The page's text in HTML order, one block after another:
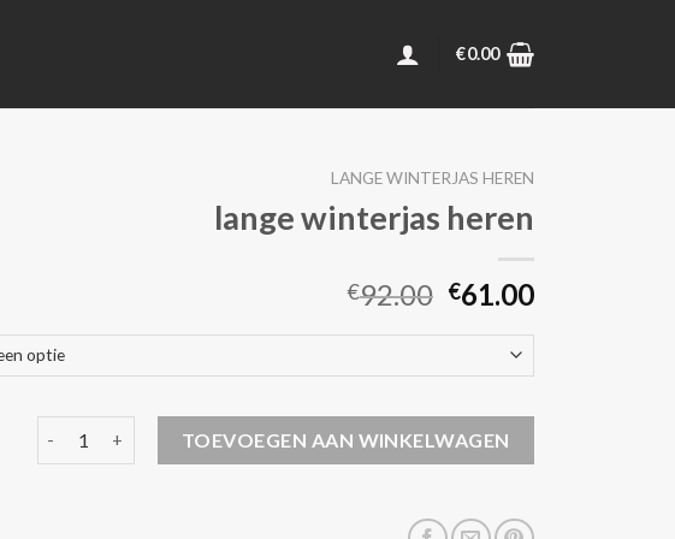
€0.00
LANGE WINTERJAS HEREN
lange winterjas heren
€92.00 €61.00
TOEVOEGEN AAN WINKELWAGEN